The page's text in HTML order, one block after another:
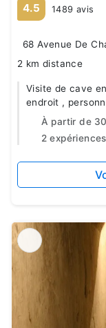
4.5 1489 avis
68 Avenue De
2 km distance
Visite de cave
endroit ,
À partir de
2 expériences